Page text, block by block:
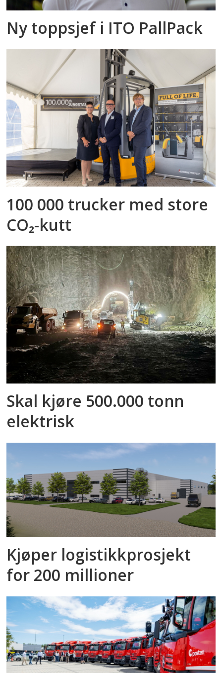
Ny toppsjef i ITO PallPack
100 000 trucker med store
CO₂-kutt
Skal kjøre 500.000 tonn
elektrisk
Kjøper logistikkprosjekt
for 200 millioner